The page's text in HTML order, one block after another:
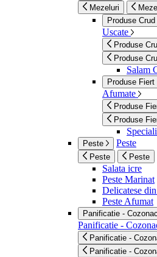
Mezeluri
Produse
Uscate
Produse
Produse
Salam
Produse
Afumate
Produse
Produse
Peste Peste
Peste Peste
Salata icre
Peste Marinat
Delicatese
Peste Afumat
Panificatie -
Panificatie -
Panificatie -
Panificatie -